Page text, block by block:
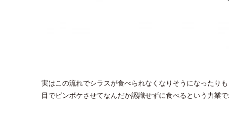
実はこの流れでシラスが食べられなくなりそうになったり
目でピンボケさせてなんだか認識せずに食べるという力業で